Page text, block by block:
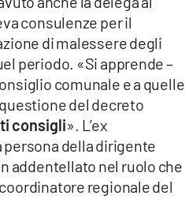
consulenze per il
di malessere degli
periodo. «Si apprende –
comunale e a quelle
del decreto
consigli». L’ex
della dirigente
addentellato nel ruolo che
regionale del